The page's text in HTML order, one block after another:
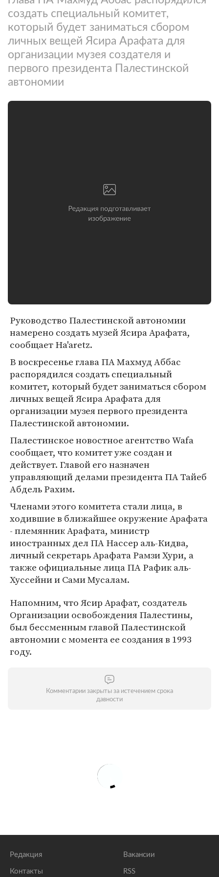
создать специальный комитет,
который будет заниматься сбором
личных вещей Ясира Арафата для
организации музея создателя и
первого президента Палестинской
автономии
Руководство Палестинской автономии
намерено создать музей Ясира Арафата,
сообщает Ha'aretz.
В воскресенье глава ПА Махмуд Аббас
распорядился создать специальный
комитет, который будет заниматься сбором
личных вещей Ясира Арафата для
организации музея первого президента
Палестинской автономии.
Палестинское новостное агентство Wafa
сообщает, что комитет уже создан и
действует. Главой его назначен
управляющий делами президента ПА Тайеб
Абдель Рахим.
Членами этого комитета стали лица, в
ходившие в ближайшее окружение Арафата
- племянник Арафата, министр
иностранных дел ПА Нассер аль-Кидва,
личный секретарь Арафата Рамзи Хури, а
также официальные лица ПА Рафик аль-
Хуссейни и Сами Мусалам.
Напомним, что Ясир Арафат, создатель
Организации освобождения Палестины,
был бессменным главой Палестинской
автономии с момента ее создания в 1993
году.
Комментарии закрыты за истечением срока
давности
Редакция
Контакты
Вакансии
RSS